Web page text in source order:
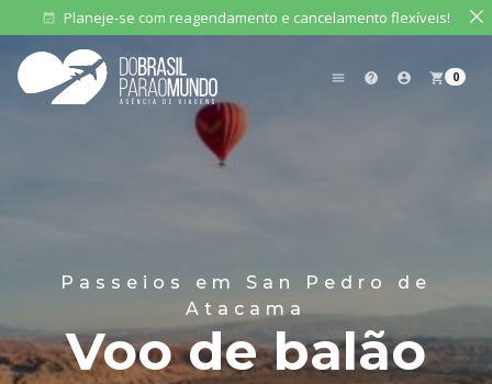
event_available Planeje-se com reagendamento e cancelamento flexíveis!
menu help account_circle shopping_cart 0
Passeios em San Pedro de
Atacama
Voo de balão